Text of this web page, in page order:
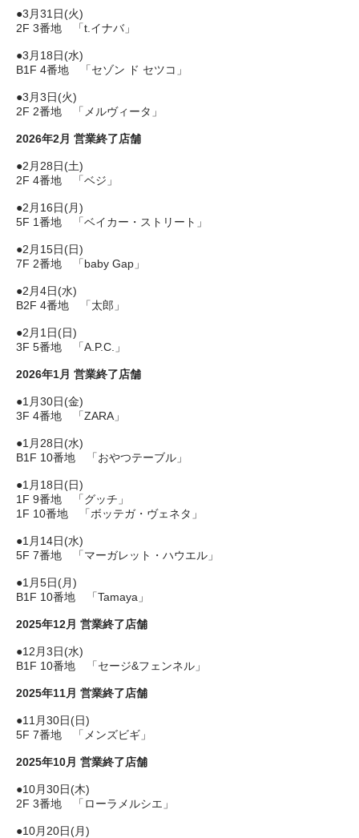
●3月31日(火)
2F 3番地 「t.イナバ」
●3月18日(水)
B1F 4番地 「セゾン ド セツコ」
●3月3日(火)
2F 2番地 「メルヴィータ」
2026年2月 営業終了店舗
●2月28日(土)
2F 4番地 「ベジ」
●2月16日(月)
5F 1番地 「ベイカー・ストリート」
●2月15日(日)
7F 2番地 「baby Gap」
●2月4日(水)
B2F 4番地 「太郎」
●2月1日(日)
3F 5番地 「A.P.C.」
2026年1月 営業終了店舗
●1月30日(金)
3F 4番地 「ZARA」
●1月28日(水)
B1F 10番地 「おやつテーブル」
●1月18日(日)
1F 9番地 「グッチ」
1F 10番地 「ボッテガ・ヴェネタ」
●1月14日(水)
5F 7番地 「マーガレット・ハウエル」
●1月5日(月)
B1F 10番地 「Tamaya」
2025年12月 営業終了店舗
●12月3日(水)
B1F 10番地 「セージ&フェンネル」
2025年11月 営業終了店舗
●11月30日(日)
5F 7番地 「メンズビギ」
2025年10月 営業終了店舗
●10月30日(木)
2F 3番地 「ローラメルシエ」
●10月20日(月)